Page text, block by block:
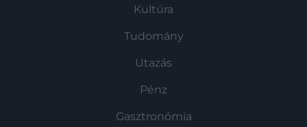
Kultúra
Tudomány
Utazás
Pénz
Gasztronómia